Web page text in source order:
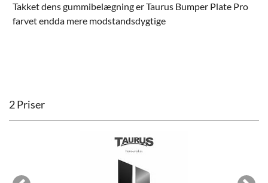
Takket dens gummibelægning erTaurus Bumper Plate Pro
farvetendda mere modstandsdygtige
2 Priser